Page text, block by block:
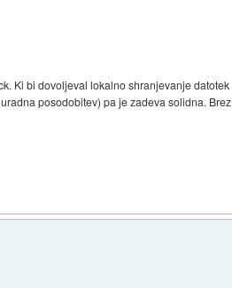
Ki bi dovoljeval lokalno shranjevanje datotek
posodobitev) pa je zadeva solidna. Brez